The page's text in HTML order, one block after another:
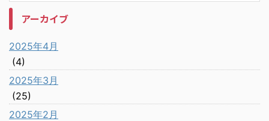
アーカイブ
2025年4月
(4)
2025年3月
(25)
2025年2月